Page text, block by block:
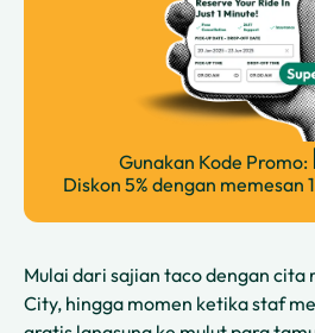
Gunakan Kode Promo:
Diskon 5% dengan memesan
Mulai dari sajian taco dengan cita
City, hingga momen ketika staf